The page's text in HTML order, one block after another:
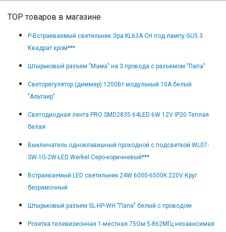
TOP товаров в магазине
Р-Встраиваемый светильник Эра KL63A CH под лампу GU5.3
Квадрат хром***
Штырьковый разъем "Мама" на 3 провода с разъемом "Папа"
Светорегулятор (диммер) 1200Вт модульный 10А белый
"Альтаир"
Светодиодная лента PRO SMD2835 64LED 6W 12V IP20 Теплая
белая
Выключатель одноклавишный проходной с подсветкой WL07-
SW-1G-2W-LED Werkel Серо-коричневый***
Встраиваемый LED светильник 24W 6000-6500K 220V Круг
безрамочный
Штырьковый разъем SL-HP-WH "Папа" белый с проводом
Розетка телевизионная 1-местная 75Ом 5-862МГц независимая